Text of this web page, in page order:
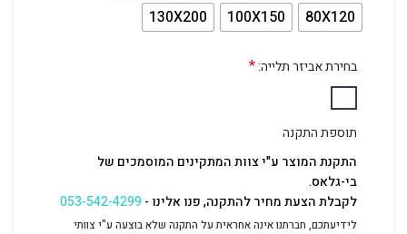
80X120
100X150
130X200
בחירת אביזר תלייה:*
תוספת התקנה
התקנת המוצר ע"י צוות המתקינים המוסמכים של
בי-גלאס.
לקבלת הצעת מחיר להתקנה, פנו אלינו -053-542-4299
לידיעתכם, חברתנו אינה אחראית על התקנה שלא בוצעה ע"י צוותי